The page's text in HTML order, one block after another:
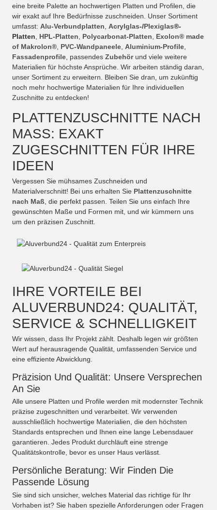
eine breite Palette an hochwertigen Platten und Profilen, die
wir exakt auf Ihre Bedürfnisse zuschneiden. Unser Sortiment
umfasst: Alu-Verbundplatten Acrylglas-/Plexiglas®-
Platten
HPL-Platten Polycarbonat-Platten
Exolon® made
of Makrolon® PVC-Wandpaneele Aluminium-Profile
Fassadenprofile , passendes Zubehörund viele weitere
Materialien für höchste Ansprüche. Wir arbeiten ständig daran,
unser Sortiment zu erweitern. Bleiben Sie dran, um zukünftig
noch mehr hochwertige Materialien für Ihre individuellen
Zuschnitte zu entdecken!
PLATTENZUSCHNITTE NACH
MASS: EXAKT Z
UGESCHNITTEN FÜR IHRE I
DEEN
Vergessen Sie mühsames Zuschneiden und
Materialverschnitt! Bei uns erhalten Sie Plattenzuschnitte
nach Maß , die perfekt passen. Teilen Sie uns einfach Ihre
gewünschten Maße und Formen mit, und wir kümmern uns
um den präzisen Zuschnitt.
IHRE VORTEILE BEI
ALUVERBUND24: QUALITÄT,
SERVICE & SCHNELLIGKEIT
Wir wissen, dass Ihr Projekt zählt. Deshalb legen wir größten
Wert auf herausragende Qualität, umfassenden Service und
eine effiziente Abwicklung.
Präzision Und Qualität: Unsere Versprechen
An Sie
Alle unsere Platten und Profile werden mit modernster Technik
präzise zugeschnitten und verarbeitet. Wir verwenden
ausschließlich hochwertige Materialien, die den höchsten
Standards entsprechen und Ihnen eine lange Lebensdauer
garantieren. Jedes Produkt durchläuft eine strenge
Qualitätskontrolle, bevor es unser Haus verlässt.
Persönliche Beratung: Wir Finden Die
Passende Lösung
Sie sind sich unsicher, welches Material das richtige für Ihr
Vorhaben ist? Sie haben spezielle Anforderungen oder Fragen